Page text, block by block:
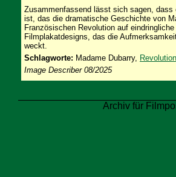
Zusammenfassend lässt sich sagen,
ist, das die dramatische Geschichte von
Französischen Revolution auf
Filmplakatdesigns, das die
weckt.
Schlagworte: Madame Dubarry, Revolution
Image Describer 08/2025
Archiv für